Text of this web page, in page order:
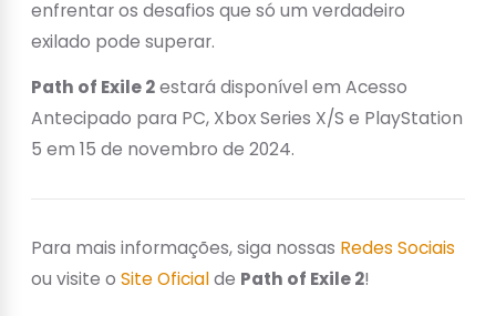
enfrentar os desafios que só um verdadeiro
exilado pode superar.
Path of Exile 2estará disponível em Acesso
Antecipado para PC, Xbox Series X/S e PlayStation
5 em 15 de novembro de 2024.
Para mais informações, siga nossas Redes Sociais
ou visite o Site Oficialde Path of Exile 2!